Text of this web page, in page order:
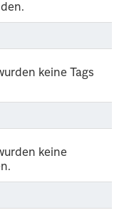
keine Tags
keine